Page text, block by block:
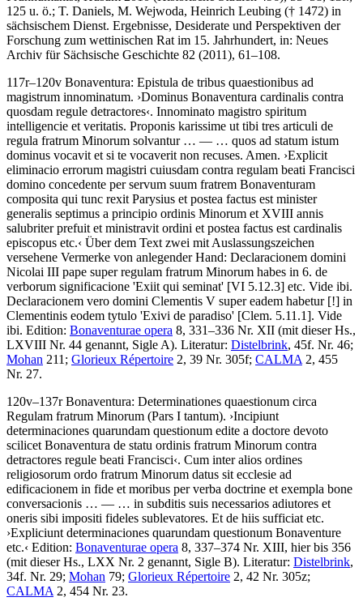
125 u. ö.; T. Daniels, M. Wejwoda, Heinrich Leubing († 1472) in
sächsischem Dienst. Ergebnisse, Desiderate und Perspektiven der
Forschung zum wettinischen Rat im 15. Jahrhundert, in: Neues
Archiv für Sächsische Geschichte 82 (2011), 61–108.
117r–120v Bonaventura: Epistula de tribus quaestionibus ad
magistrum innominatum. ›Dominus Bonaventura cardinalis contra
quosdam regule detractores‹. Innominato magistro spiritum
intelligencie et veritatis. Proponis karissime ut tibi tres articuli de
regula fratrum Minorum solvantur… — … quos ad statum istum
dominus vocavit et si te vocaverit non recuses. Amen. ›Explicit
eliminacio errorum magistri cuiusdam contra regulam beati Francisci
domino concedente per servum suum fratrem Bonaventuram
composita qui tunc rexit Parysius et postea factus est minister
generalis septimus a principio ordinis Minorum et XVIII annis
salubriter prefuit et ministravit ordini et postea factus est cardinalis
episcopus etc.‹ Über dem Text zwei mit Auslassungszeichen
versehene Vermerke von anlegender Hand: Declaracionem domini
Nicolai III pape super regulam fratrum Minorum habes in 6. de
verborum significacione 'Exiit qui seminat' [VI 5.12.3] etc. Vide ibi.
Declaracionem vero domini Clementis V super eadem habetur[!] in
Clementinis eodem tytulo 'Exivi de paradiso' [Clem. 5.11.1]. Vide
ibi. Edition: Bonaventurae opera 8, 331–336 Nr. XII (mit dieser Hs.,
LXVIII Nr. 44 genannt, Sigle A). Literatur: Distelbrink, 45f. Nr. 46;
Mohan 211; Glorieux Répertoire 2, 39 Nr. 305f; CALMA 2, 455
Nr. 27.
120v–137rBonaventura: Determinationes quaestionum circa
Regulam fratrum Minorum (Pars I tantum). ›Incipiunt
determinaciones quarundam questionum edite a doctore devoto
scilicet Bonaventura de statu ordinis fratrum Minorum contra
detractores regule beati Francisci‹. Cum inter alios ordines
religiosorum ordo fratrum Minorum datus sit ecclesie ad
edificacionem in fide et moribus per verba doctrine et exempla bone
conversacionis … — … in subditis suis necessarios adiutores et
oneris sibi impositi fideles sublevatores. Et de hiis sufficiat etc.
›Expliciunt determinaciones quarundam questionum Bonaventure
etc.‹ Edition: Bonaventurae opera 8, 337–374 Nr. XIII, hier bis 356
(mit dieser Hs., LXX Nr. 2 genannt, Sigle B). Literatur: Distelbrink,
34f. Nr. 29; Mohan 79; Glorieux Répertoire 2, 42 Nr. 305z;
CALMA 2, 454 Nr. 23.